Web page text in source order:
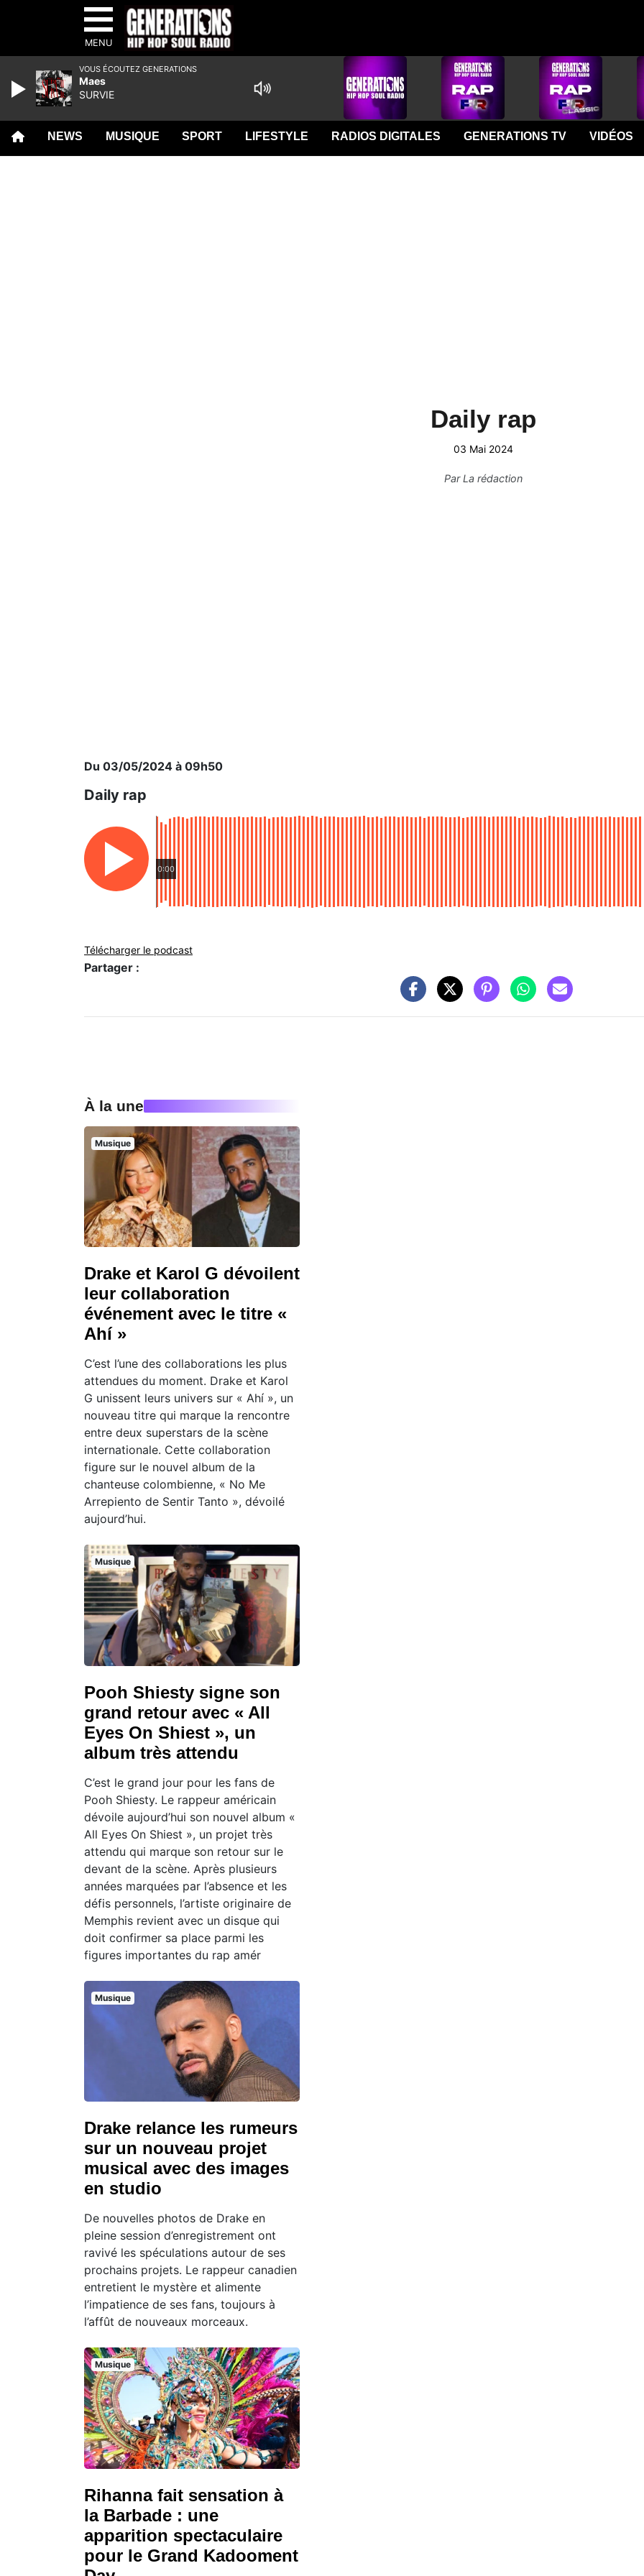
MENU
NEWS MUSIQUE SPORT LIFESTYLE RADIOS DIGITALES GENERATIONS TV VIDÉOS
Daily rap
03 Mai 2024
ParLa rédaction
Du 03/05/2024 à 09h50
Daily rap
0:00
Télécharger le podcast
Partager :
À la une
Musique
Drake et Karol G dévoilent
leur collaboration
événement avec le titre «
Ahí »
C’est l’une des collaborations les plus
attendues du moment. Drake et Karol
G unissent leurs univers sur « Ahí », un
nouveau titre qui marque la rencontre
entre deux superstars de la scène
internationale. Cette collaboration
figure sur le nouvel album de la
chanteuse colombienne, « No Me
Arrepiento de Sentir Tanto », dévoilé
aujourd’hui.
Musique
Pooh Shiesty signe son
grand retour avec « All
Eyes On Shiest », un
album très attendu
C’est le grand jour pour les fans de
Pooh Shiesty. Le rappeur américain
dévoile aujourd’hui son nouvel album «
All Eyes On Shiest », un projet très
attendu qui marque son retour sur le
devant de la scène. Après plusieurs
années marquées par l’absence et les
défis personnels, l’artiste originaire de
Memphis revient avec un disque qui
doit confirmer sa place parmi les
figures importantes du rap amér
Musique
Drake relance les rumeurs
sur un nouveau projet
musical avec des images
en studio
De nouvelles photos de Drake en
pleine session d’enregistrement ont
ravivé les spéculations autour de ses
prochains projets. Le rappeur canadien
entretient le mystère et alimente
l’impatience de ses fans, toujours à
l’affût de nouveaux morceaux.
Musique
Rihanna fait sensation à
la Barbade : une
apparition spectaculaire
pour le Grand Kadooment
VOUS ÉCOUTEZ GENERATIONS
Maes
SURVIE